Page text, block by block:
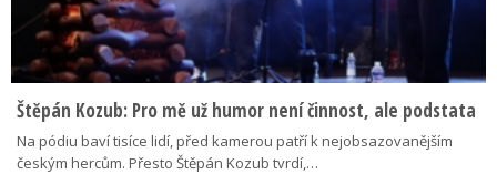
Štěpán Kozub: Pro mě už humor není činnost, ale podstata
Na pódiu baví tisíce lidí, před kamerou patří k nejobsazovanějším
českým hercům. Přesto Štěpán Kozub tvrdí,…